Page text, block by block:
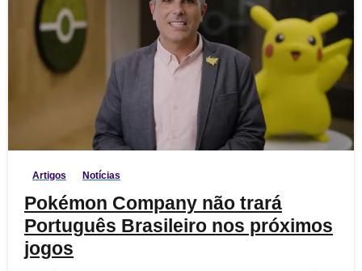
Artigos Notícias
Pokémon Company não trará
Português Brasileiro nos próximos
jogos